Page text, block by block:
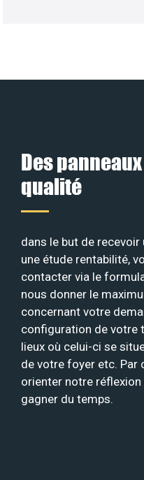
Des
qualité
dans le but de
une étude rentabilité,
contacter via le
nous donner le
concernant votre
configuration de votre
lieux où celui-ci se
de votre foyer etc. Par
orienter notre
gagner du temps.